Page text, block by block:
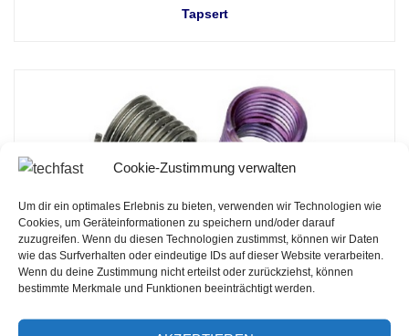
Cookie-Zustimmung verwalten
Um dir ein optimales Erlebnis zu bieten, verwenden wir Technologien wie
Cookies, um Geräteinformationen zu speichern und/oder darauf
zuzugreifen. Wenn du diesen Technologien zustimmst, können wir Daten
wie das Surfverhalten oder eindeutige IDs auf dieser Website verarbeiten.
Wenn du deine Zustimmung nicht erteilst oder zurückziehst, können
bestimmte Merkmale und Funktionen beeinträchtigt werden.
Tapsert
Powercoil